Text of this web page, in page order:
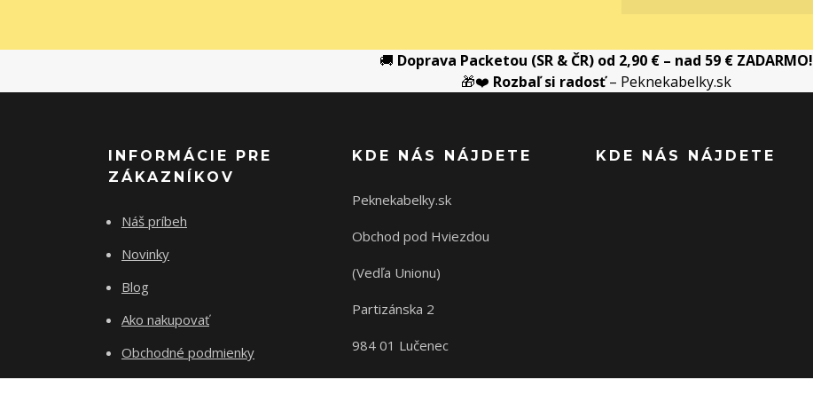
🚚 Doprava Packetou (SR & ČR) od 2,90 € – nad 59 € ZADARMO!
🎁❤️ Rozbaľ si radosť– Peknekabelky.sk
INFORMÁCIE PRE
ZÁKAZNÍKOV
Náš príbeh
Novinky
Blog
Ako nakupovať
Obchodné podmienky
KDE NÁS NÁJDETE
Peknekabelky.sk
Obchod pod Hviezdou
(Vedľa Unionu)
Partizánska 2
984 01 Lučenec
KDE NÁS NÁJDETE